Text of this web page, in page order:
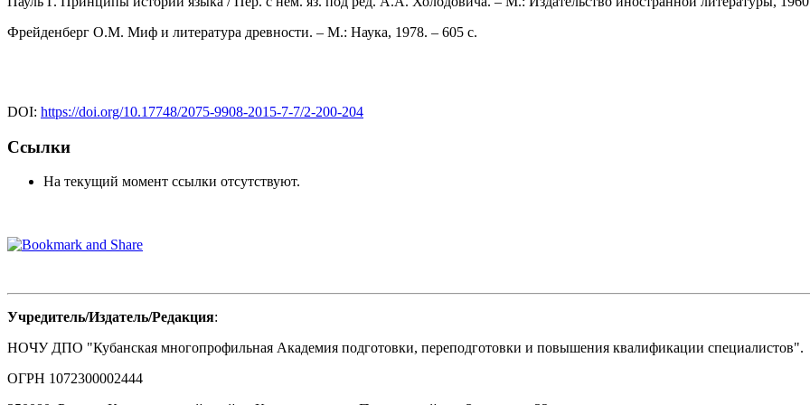
Фрейденберг О.М. Миф и литература древности. ‒ М.: Наука, 1978. ‒ 605 с.
DOI: https://doi.org/10.17748/2075-9908-2015-7-7/2-200-204
Ссылки
На текущий момент ссылки отсутствуют.
Учредитель/Издатель/Редакция:
НОЧУ ДПО "Кубанская многопрофильная Академия подготовки, переподготовки и повышения квалификации специалистов".
ОГРН 1072300002444